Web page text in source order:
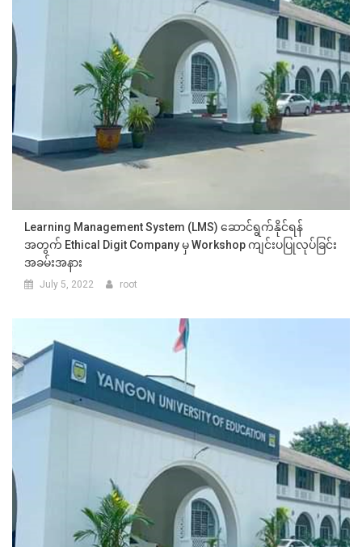
Learning Management System (LMS) ဆောင်ရွက်နိုင်ရန်
အတွက် Ethical Digit Company မှ Workshop ကျင်းပပြုလုပ်ခြင်း
အခမ်းအနား
July 5, 2022 root